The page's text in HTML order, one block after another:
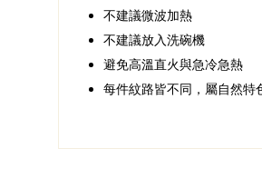
不建議微波加熱
不建議放入洗碗機
避免高溫直火與急冷急熱
每件紋路皆不同，屬自然特